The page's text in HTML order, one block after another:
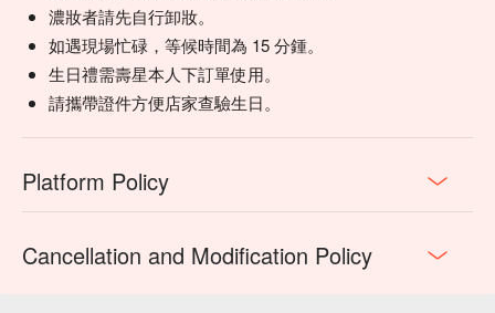
濃妝者請先自行卸妝。
如遇現場忙碌，等候時間為 15 分鍾。
生日禮需壽星本人下訂單使用。
請攜帶證件方便店家查驗生日。
Platform Policy
Cancellation and Modification Policy